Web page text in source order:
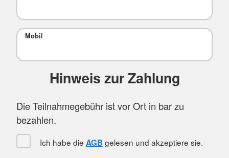
Mobil
Hinweis zur Zahlung
Die Teilnahmegebühr ist vor Ort in bar zu
bezahlen.
Ich habe die AGB gelesen und akzeptiere sie.